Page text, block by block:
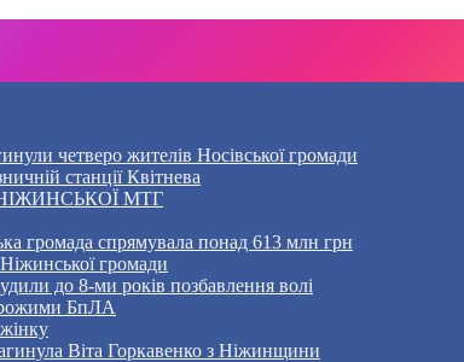
четверо жителів Носівської громади
станції Квітнева
МТГ
громада спрямувала понад 613 млн грн
громади
до 8-ми років позбавлення волі
БпЛА
Віта Горкавенко з Ніжинщини